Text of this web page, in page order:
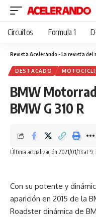
Circuitos Formula 1
Revista Acelerando - La revista
DESTACADO
BMW
BMW G 310 R
Última actualización 2021/01/13 at
Con su potente y
aparición en 2015 de la
Roadster dinámica de